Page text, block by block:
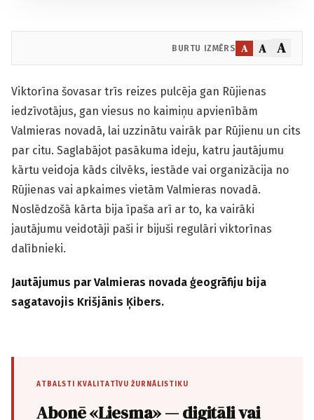
BURTU IZMĒRS A A A
Viktorīna šovasar trīs reizes pulcēja gan Rūjienas
iedzīvotājus, gan viesus no kaimiņu apvienībām
Valmieras novadā, lai uzzinātu vairāk par Rūjienu un cits
par citu. Saglabājot pasākuma ideju, katru jautājumu
kārtu veidoja kāds cilvēks, iestāde vai organizācija no
Rūjienas vai apkaimes vietām Valmieras novadā.
Noslēdzošā kārta bija īpaša arī ar to, ka vairāki
jautājumu veidotāji paši ir bijuši regulāri viktorīnas
dalībnieki.
Jautājumus par Valmieras novada ģeogrāfiju bija
sagatavojis Krišjānis Ķibers.
ATBALSTI KVALITATĪVU ŽURNĀLISTIKU
Abonē «Liesma» — digitāli vai